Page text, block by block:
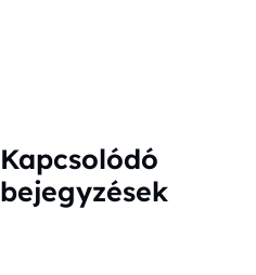
Kapcsolódó
bejegyzések